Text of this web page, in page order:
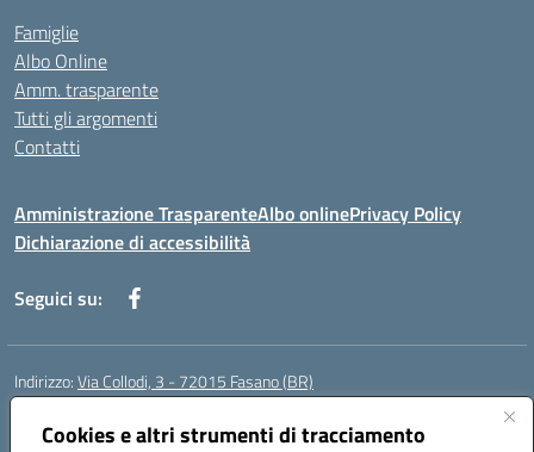
Cookies e altri strumenti di tracciamento
Famiglie
Albo Online
Amm. trasparente
Tutti gli argomenti
Contatti
Amministrazione TrasparenteAlbo onlinePrivacy Policy
Dichiarazione di accessibilità
Seguici su:
Indirizzo:Via Collodi, 3 - 72015 Fasano (BR)
Centralino:
Posta elettronica certificata (PEC):bric839004@pec.istruzione.it